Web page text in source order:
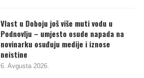
Vlast u Doboju još više muti vodu u
Podnovlju – umjesto osude napada na
novinarku osuđuju medije i iznose
neistine